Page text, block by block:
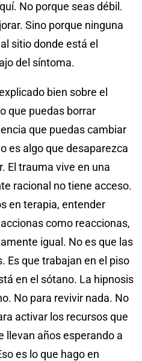
No porque seas débil.
Sino porque ninguna
sitio donde está el
del síntoma.
bien sobre el
que puedas borrar
que puedas cambiar
es algo que desaparezca
El trauma vive en una
racional no tiene acceso.
en terapia, entender
como reaccionas,
igual. No es que las
Es que trabajan en el piso
en el sótano. La hipnosis
No para revivir nada. No
activar los recursos que
llevan años esperando a
es lo que hago en